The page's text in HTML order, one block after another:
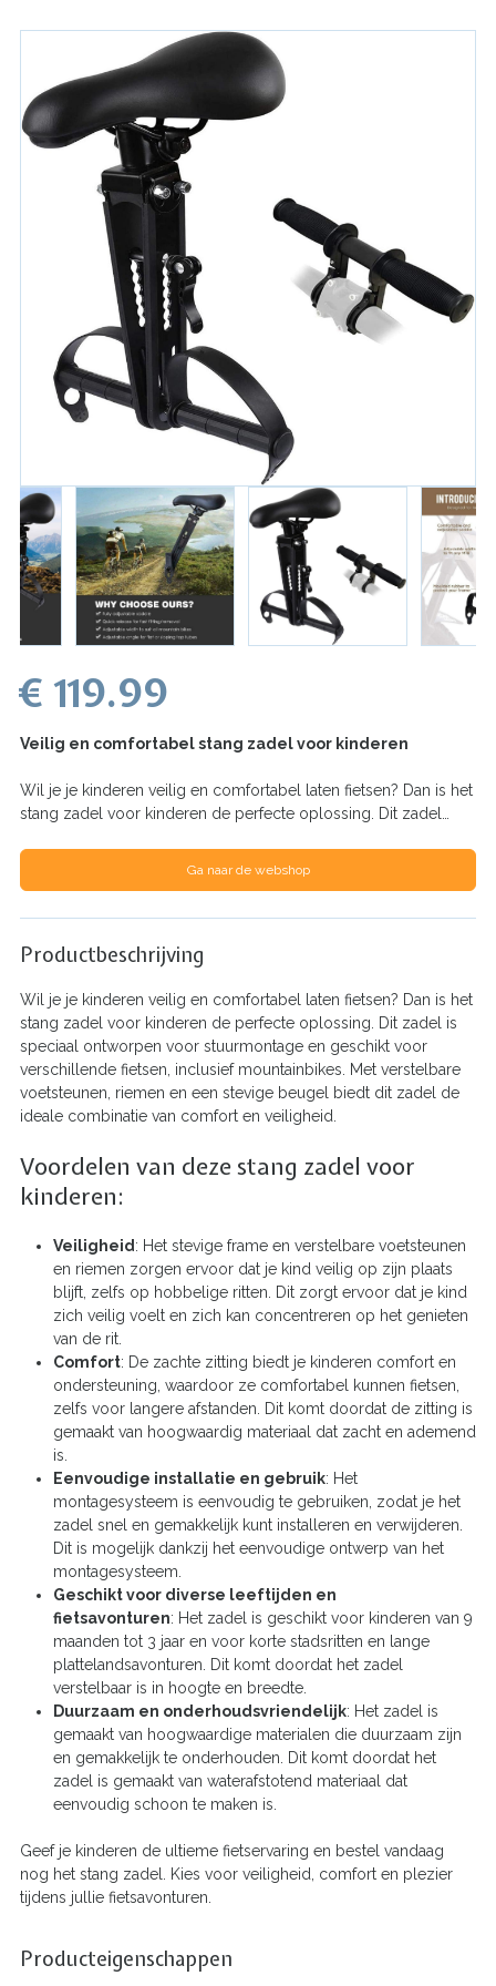
€ 119.99
Veilig en comfortabel stang zadel voor kinderen
Wil je je kinderen veilig en comfortabel laten fietsen? Dan is het
stang zadel voor kinderen de perfecte oplossing. Dit zadel…
Ga naar de webshop
Productbeschrijving
Wil je je kinderen veilig en comfortabel laten fietsen? Dan is het
stang zadel voor kinderen de perfecte oplossing. Dit zadel is
speciaal ontworpen voor stuurmontage en geschikt voor
verschillende fietsen, inclusief mountainbikes. Met verstelbare
voetsteunen, riemen en een stevige beugel biedt dit zadel de
ideale combinatie van comfort en veiligheid.
Voordelen van deze stang zadel voor
kinderen:
Veiligheid : Het stevige frame en verstelbare voetsteunen
en riemen zorgen ervoor dat je kind veilig op zijn plaats
blijft, zelfs op hobbelige ritten. Dit zorgt ervoor dat je kind
zich veilig voelt en zich kan concentreren op het genieten
van de rit.
Comfort: De zachte zitting biedt je kinderen comfort en
ondersteuning, waardoor ze comfortabel kunnen fietsen,
zelfs voor langere afstanden. Dit komt doordat de zitting is
gemaakt van hoogwaardig materiaal dat zacht en ademend
is.
Eenvoudige installatie en gebruik: Het
montagesysteem is eenvoudig te gebruiken, zodat je het
zadel snel en gemakkelijk kunt installeren en verwijderen.
Dit is mogelijk dankzij het eenvoudige ontwerp van het
montagesysteem.
Geschikt voor diverse leeftijden en
fietsavonturen: Het zadel is geschikt voor kinderen van 9
maanden tot 3 jaar en voor korte stadsritten en lange
plattelandsavonturen. Dit komt doordat het zadel
verstelbaar is in hoogte en breedte.
Duurzaam en onderhoudsvriendelijk: Het zadel is
gemaakt van hoogwaardige materialen die duurzaam zijn
en gemakkelijk te onderhouden. Dit komt doordat het
zadel is gemaakt van waterafstotend materiaal dat
eenvoudig schoon te maken is.
Geef je kinderen de ultieme fietservaring en bestel vandaag
nog het stang zadel. Kies voor veiligheid, comfort en plezier
tijdens jullie fietsavonturen.
Producteigenschappen